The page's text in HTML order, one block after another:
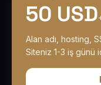
50 USD
Alan adı, hosting,
Siteniz 1-3 iş günü